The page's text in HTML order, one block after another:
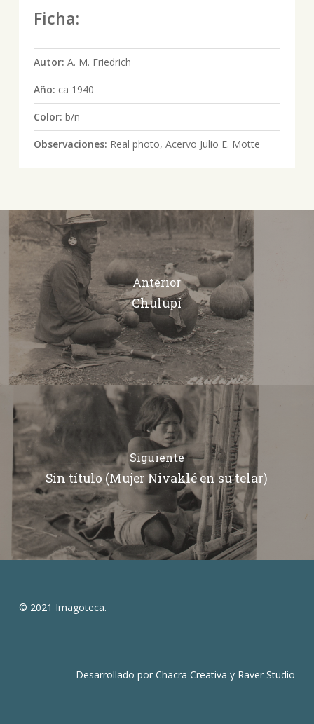
Ficha:
Autor: A. M. Friedrich
Año: ca 1940
Color: b/n
Observaciones: Real photo, Acervo Julio E. Motte
Anterior
Chulupí
Siguiente
Sin título (Mujer Nivaklé en su telar)
© 2021 Imagoteca.
Desarrollado porChacra Creativa y Raver Studio